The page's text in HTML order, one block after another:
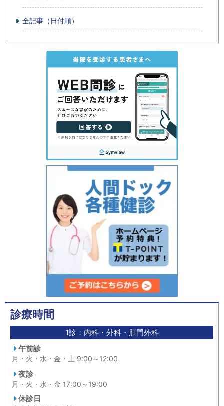
全記事（日付順）
診療時間
1診：内科・外科・肛門外科
午前診
月・火・水・金・土 9:00～12:00
夜診
月・火・水・金 17:00～19:00
休診日